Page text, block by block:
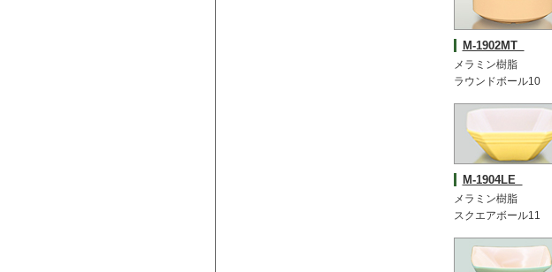
M-1902MT
メラミン樹脂
ラウンドボール10
M-1904LE
メラミン樹脂
スクエアボール11